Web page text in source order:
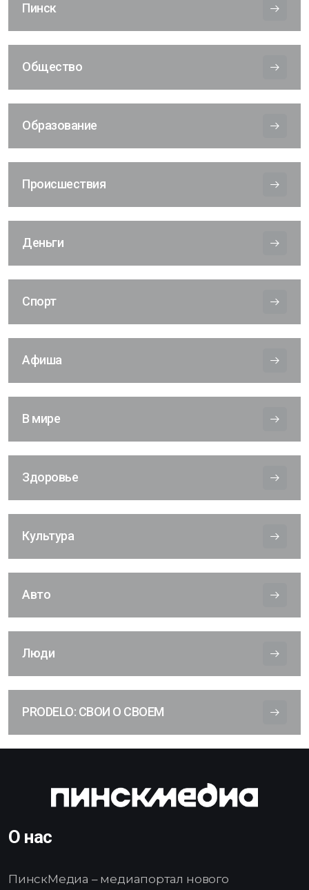
Пинск
Общество
Образование
Происшествия
Деньги
Спорт
Афиша
В мире
Здоровье
Культура
Авто
Люди
PRODELO: СВОИ О СВОЕМ
О нас
ПинскМедиа – медиапортал нового